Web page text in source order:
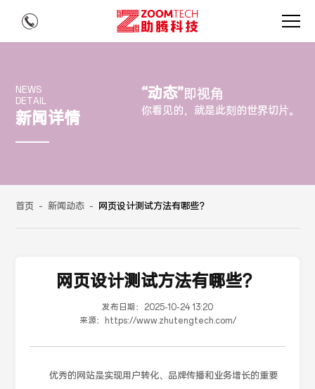
NEWS
DETAIL
新闻详情
“动态”即视角
你看见的，就是此刻的世界切片。
首页 - 新闻动态 - 网页设计测试方法有哪些？
网页设计测试方法有哪些？
发布日期： 2025-10-24 13:20
来源：
https://www.zhutengtech.com/
优秀的网站是实现用户转化、品牌传播和业务增长的重要